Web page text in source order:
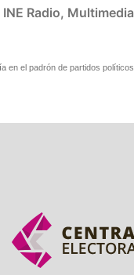
INE Radio, Multimedia